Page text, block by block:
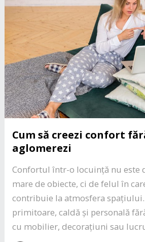
Cum să creezi confort
aglomerezi
Confortul într-o locuință nu este
mare de obiecte, ci de felul în
contribuie la atmosfera spațiului.
primitoare, caldă și personală
cu mobilier, decorațiuni sau